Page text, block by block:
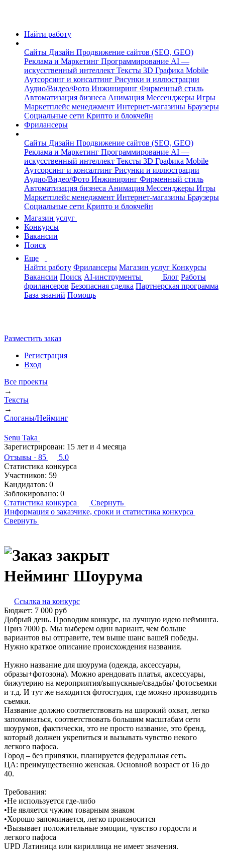
Найти работу
Сайты Дизайн Продвижение сайтов (SEO, GEO)
Реклама и Маркетинг Программирование AI —
искусственный интеллект Тексты 3D Графика Mobile
Аутсорсинг и консалтинг Рисунки и иллюстрации
Аудио/Видео/Фото Инжиниринг Фирменный стиль
Автоматизация бизнеса Анимация Мессенджеры Игры
Маркетплейс менеджмент Интернет-магазины Браузеры
Социальные сети Крипто и блокчейн
Фрилансеры
Сайты Дизайн Продвижение сайтов (SEO, GEO)
Реклама и Маркетинг Программирование AI —
искусственный интеллект Тексты 3D Графика Mobile
Аутсорсинг и консалтинг Рисунки и иллюстрации
Аудио/Видео/Фото Инжиниринг Фирменный стиль
Автоматизация бизнеса Анимация Мессенджеры Игры
Маркетплейс менеджмент Интернет-магазины Браузеры
Социальные сети Крипто и блокчейн
Магазин услуг
Конкурсы
Вакансии
Поиск
Еще
Найти работу Фрилансеры Магазин услуг Конкурсы
Вакансии Поиск AI-инструменты Блог Работы
фрилансеров Безопасная сделка Партнерская программа
База знаний Помощь
Разместить заказ
Регистрация
Вход
Все проекты
→
Тексты
→
Слоганы/Нейминг
Senu Taka
Зарегистрирован: 15 лет и 4 месяца
Отзывы · 85
5.0
Статистика конкурса
Участников: 59
Кандидатов: 0
Заблокировано: 0
Статистика конкурса
Свернуть
Информация о заказчике, сроки и статистика конкурса
Свернуть
Нейминг Шоурума
Ссылка на конкурс
Бюджет: 7 000 руб
Добрый день. Проводим конкурс, на лучшую идею нейминга.
Приз 7000 р. Мы выберем один вариант, чем больше
вариантов вы отправите, тем выше шанс вашей победы.
Нужно краткое описание происхождения названия.
Нужно название для шоурума (одежда, аксессуары,
образы+фотозона). Можно арендовать платья, аксессуары,
бижутерию на мероприятия/выпускные/свадьбы/ фотосъемки
и т.д. И тут же находится фотостудия, где можно производить
съемки.
Название должно соответствовать на широкий охват, легко
запоминаться, соответствовать большим масштабам сети
шоурумов, фактически, это не просто название, это бренд,
который должен укрепиться и вызывать чувство некого
легкого пафоса.
Город – без привязки, планируется федеральная сеть.
ЦА: преимущественно женская. Основной возраст от 16 до
40.
Требования:
•Не используется где-либо
•Не является чужим товарным знаком
•Хорошо запоминается, легко произносится
•Вызывает положительные эмоции, чувство гордости и
легкого пафоса
UPD Латиница или кириллица не имеет значения.